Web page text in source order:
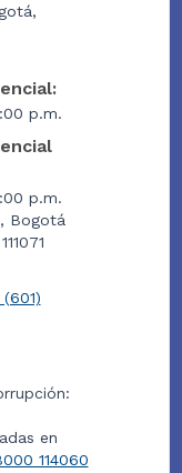
p.m.
p.m.
, Bogotá
en
114060